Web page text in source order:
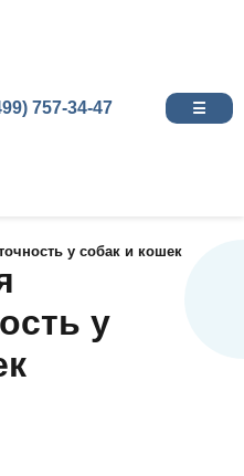
757-34-47 ☰
у собак и кошек
у